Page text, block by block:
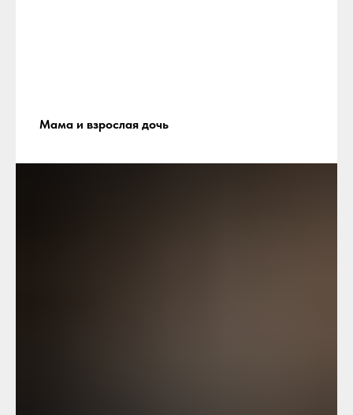
Мама и взрослая дочь